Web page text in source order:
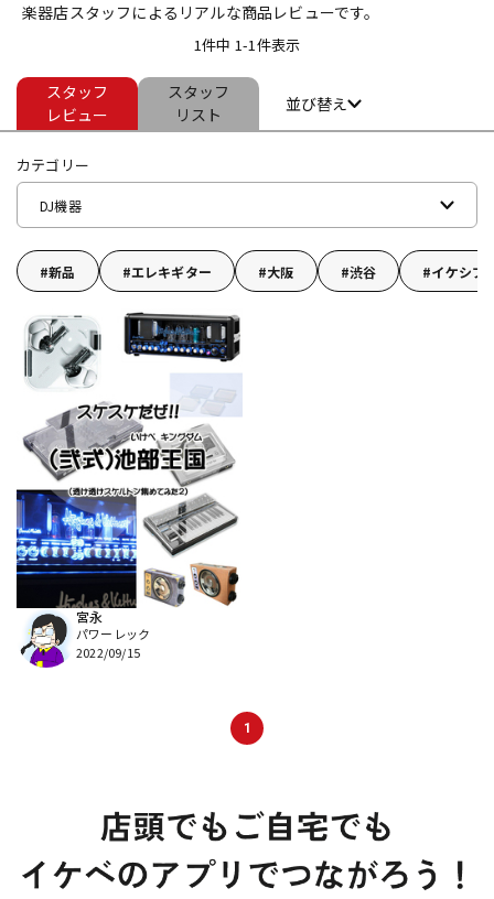
ベース ウクレレ
ドラム パーカッション
管楽器 その他楽器
アンプ
DJ機器
DTM オンライン納品
配信/ライブ機器
中古
楽器店スタッフによるリアルな商品レビューです。
1件中 1-1件表示
スタッフ
レビュー
スタッフ
リスト
並び替え
カテゴリー
DJ機器
新品 エレキギター 大阪 渋谷 イケシブ
宮永
パワーレック
2022/09/15
1